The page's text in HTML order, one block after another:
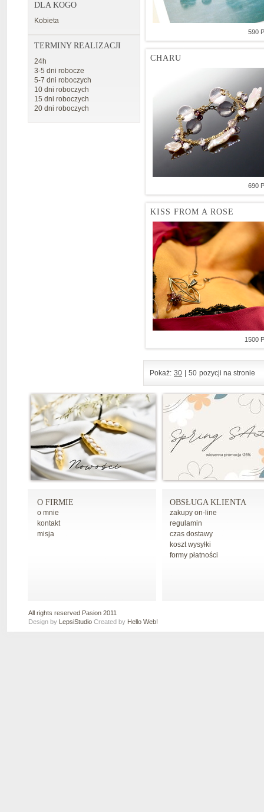
DLA KOGO
Kobieta
TERMINY REALIZACJI
24h
3-5 dni robocze
5-7 dni roboczych
10 dni roboczych
15 dni roboczych
20 dni roboczych
590
CHARU
690
KISS FROM A ROSE
1500
Pokaż: 30 50 pozycji na stronie
O FIRMIE
o mnie
kontakt
misja
OBSŁUGA KLIENTA
zakupy on-line
regulamin
czas dostawy
koszt wysyłki
formy płatności
All rights reserved Pasion 2011
Design by LepsiStudio Created by Hello Web!